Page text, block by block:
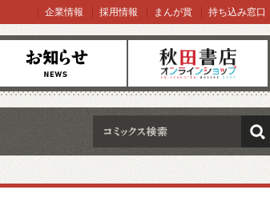
らせ オンラインショップ
企業情報 採用情報 まんが賞 持ち込み窓口
検索